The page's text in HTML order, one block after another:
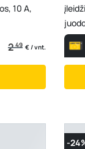
10 A,
249 € / vnt.
-